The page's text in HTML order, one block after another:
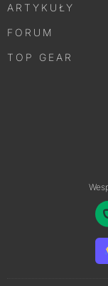
ARTYKUŁY
FORUM
TOP GEAR